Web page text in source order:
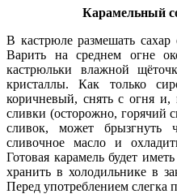
Карамельный
В кастрюле размешать
Варить на среднем огне
кастрюльки влажной
кристаллы. Как только
коричневый, снять с огня и,
сливки (осторожно, горячий
сливок, может брызгнуть
сливочное масло и
Готовая карамель будет
хранить в холодильнике в
Перед употреблением слегка